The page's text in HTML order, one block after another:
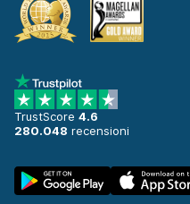
TrustScore 4.6
280.048 recensioni